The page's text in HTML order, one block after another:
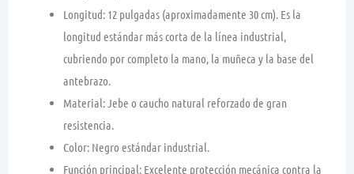
Longitud: 12 pulgadas (aproximadamente 30 cm). Es la
longitud estándar más corta de la línea industrial,
cubriendo por completo la mano, la muñeca y la base del
antebrazo.
Material:Jebe o caucho natural reforzado de gran
resistencia.
Color: Negro estándar industrial.
Función principal: Excelente protección mecánica contra la